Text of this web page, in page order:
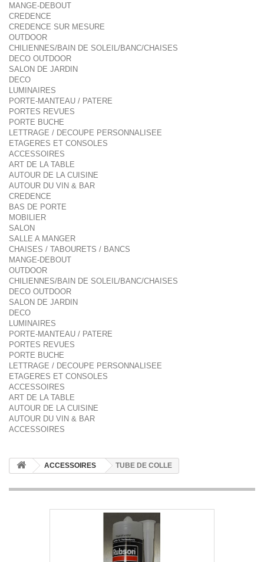
MANGE-DEBOUT
CREDENCE
CREDENCE SUR MESURE
OUTDOOR
CHILIENNES/BAIN DE SOLEIL/BANC/CHAISES
DECO OUTDOOR
SALON DE JARDIN
DECO
LUMINAIRES
PORTE-MANTEAU / PATERE
PORTES REVUES
PORTE BUCHE
LETTRAGE / DECOUPE PERSONNALISEE
ETAGERES ET CONSOLES
ACCESSOIRES
ART DE LA TABLE
AUTOUR DE LA CUISINE
AUTOUR DU VIN & BAR
CREDENCE
BAS DE PORTE
MOBILIER
SALON
SALLE A MANGER
CHAISES / TABOURETS / BANCS
MANGE-DEBOUT
OUTDOOR
CHILIENNES/BAIN DE SOLEIL/BANC/CHAISES
DECO OUTDOOR
SALON DE JARDIN
DECO
LUMINAIRES
PORTE-MANTEAU / PATERE
PORTES REVUES
PORTE BUCHE
LETTRAGE / DECOUPE PERSONNALISEE
ETAGERES ET CONSOLES
ACCESSOIRES
ART DE LA TABLE
AUTOUR DE LA CUISINE
AUTOUR DU VIN & BAR
ACCESSOIRES
ACCESSOIRES TUBE DE COLLE